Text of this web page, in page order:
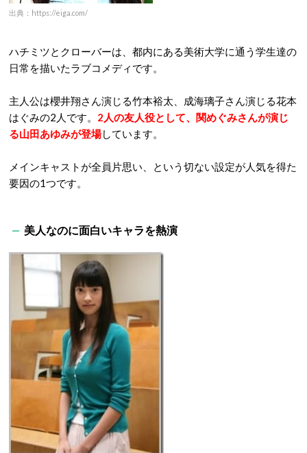
出典：https://eiga.com/
ハチミツとクローバーは、都内にある美術大学に通う学生達の
日常を描いたラブコメディです。
主人公は櫻井翔さん演じる竹本裕太、成海璃子さん演じる花本
はぐみの2人です。 2人の友人役として、関めぐみさんが演じ
る山田あゆみが登場しています。
メインキャストが全員片思い、という切ない設定が人気を得た
要因の1つです。
美人なのに面白いキャラを熱演